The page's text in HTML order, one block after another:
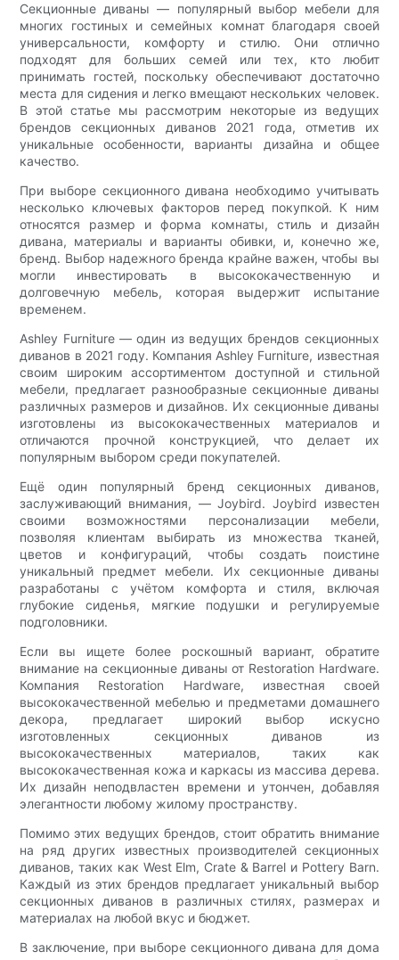
Секционные диваны — популярный выбор мебели для
многих гостиных и семейных комнат благодаря своей
универсальности, комфорту и стилю. Они отлично
подходят для больших семей или тех, кто любит
принимать гостей, поскольку обеспечивают достаточно
места для сидения и легко вмещают нескольких человек.
В этой статье мы рассмотрим некоторые из ведущих
брендов секционных диванов 2021 года, отметив их
уникальные особенности, варианты дизайна и общее
качество.
При выборе секционного дивана необходимо учитывать
несколько ключевых факторов перед покупкой. К ним
относятся размер и форма комнаты, стиль и дизайн
дивана, материалы и варианты обивки, и, конечно же,
бренд. Выбор надежного бренда крайне важен, чтобы вы
могли инвестировать в высококачественную и
долговечную мебель, которая выдержит испытание
временем.
Ashley Furniture — один из ведущих брендов секционных
диванов в 2021 году. Компания Ashley Furniture, известная
своим широким ассортиментом доступной и стильной
мебели, предлагает разнообразные секционные диваны
различных размеров и дизайнов. Их секционные диваны
изготовлены из высококачественных материалов и
отличаются прочной конструкцией, что делает их
популярным выбором среди покупателей.
Ещё один популярный бренд секционных диванов,
заслуживающий внимания, — Joybird. Joybird известен
своими возможностями персонализации мебели,
позволяя клиентам выбирать из множества тканей,
цветов и конфигураций, чтобы создать поистине
уникальный предмет мебели. Их секционные диваны
разработаны с учётом комфорта и стиля, включая
глубокие сиденья, мягкие подушки и регулируемые
подголовники.
Если вы ищете более роскошный вариант, обратите
внимание на секционные диваны от Restoration Hardware.
Компания Restoration Hardware, известная своей
высококачественной мебелью и предметами домашнего
декора, предлагает широкий выбор искусно
изготовленных секционных диванов из
высококачественных материалов, таких как
высококачественная кожа и каркасы из массива дерева.
Их дизайн неподвластен времени и утончен, добавляя
элегантности любому жилому пространству.
Помимо этих ведущих брендов, стоит обратить внимание
на ряд других известных производителей секционных
диванов, таких как West Elm, Crate & Barrel и Pottery Barn.
Каждый из этих брендов предлагает уникальный выбор
секционных диванов в различных стилях, размерах и
материалах на любой вкус и бюджет.
В заключение, при выборе секционного дивана для дома